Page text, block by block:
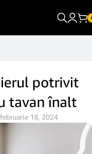
potrivit
tavan înalt
18, 2024